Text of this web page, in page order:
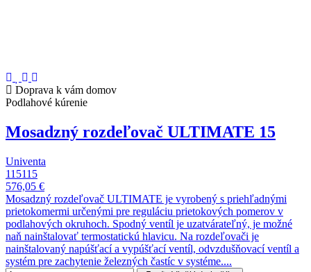
Doprava k vám domov
Podlahové kúrenie
Mosadzný rozdeľovač ULTIMATE 15
Univenta
115115
576,05 €
Mosadzný rozdeľovač ULTIMATE je vyrobený s priehľadnými
prietokomermi určenými pre reguláciu prietokových pomerov v
podlahových okruhoch. Spodný ventíl je uzatvárateľný, je možné
naň nainštalovať termostatickú hlavicu. Na rozdeľovači je
nainštalovaný napúšťací a vypúšťací ventíl, odvzdušňovací ventíl a
systém pre zachytenie železných častíc v systéme....